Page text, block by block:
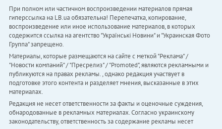
При полном или частичном воспроизведении материалов прямая
гиперссылка на LB.ua обязательна! Перепечатка, копирование,
воспроизведение или иное использование материалов, в которых
содержится ссылка на агентство "Українськi Новини" и "Украинская Фото
Группа" запрещено.
Материалы, которые размещаются на сайте с меткой "Реклама" /
"Новости компаний" / "Пресрелиз" / "Promoted", являются рекламными и
публикуются на правах рекламы. , однако редакция участвует в
подготовке этого контента и разделяет мнения, высказанные в этих
материалах.
Редакция не несет ответственности за факты и оценочные суждения,
обнародованные в рекламных материалах. Согласно украинскому
законодательству, ответственность за содержание рекламы несет